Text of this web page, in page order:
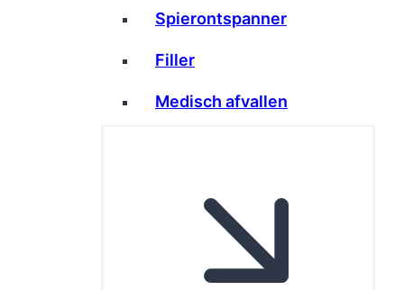
Spierontspanner
Filler
Medisch afvallen